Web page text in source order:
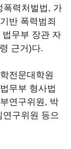
폭력처벌법, 가
반 폭력범죄
무부 장관 자
근거)다.
전문대학원
무부 형사법
연구위원, 박
연구위원 등으